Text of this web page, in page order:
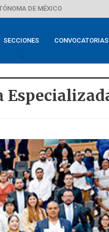
DE MÉXICO
SECCIONES CONVOCATORIAS